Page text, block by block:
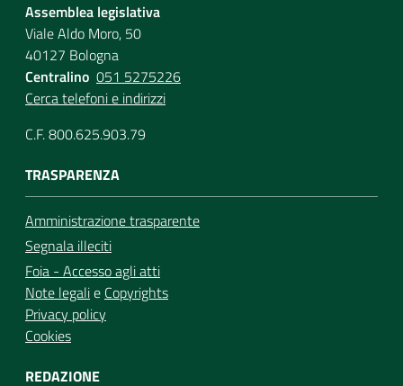
Assemblea legislativa
Viale Aldo Moro, 50
40127 Bologna
Centralino 051 5275226
Cerca telefoni e indirizzi
C.F. 800.625.903.79
TRASPARENZA
Amministrazione trasparente
Segnala illeciti
Foia - Accesso agli atti
Note legalie Copyrights
Privacy policy
Cookies
REDAZIONE